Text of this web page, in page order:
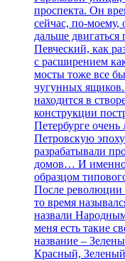
проспекта. Он
сейчас, по-моему,
дальше
Певческий, как
с расширением
мосты тоже все
чугунных
находится в
конструкции
Петербурге
Петровскую
разрабатывали
домов… И именно
образцом
После революции
то время
назвали
меня есть такие
название –
Красный, Зеленый